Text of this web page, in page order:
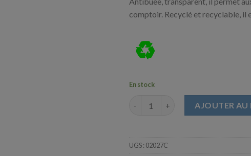
comptoir. Recyclé et recyclable, il
♻
En stock
AJOUTER AU
UGS : 02027C